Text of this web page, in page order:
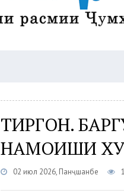
ТИРГОН.
НАМОИШИ
02 июл 2026, Панҷшанбе